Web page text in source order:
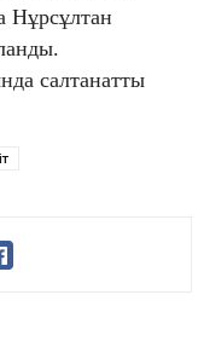
Нұрсұлтан
салтанатты